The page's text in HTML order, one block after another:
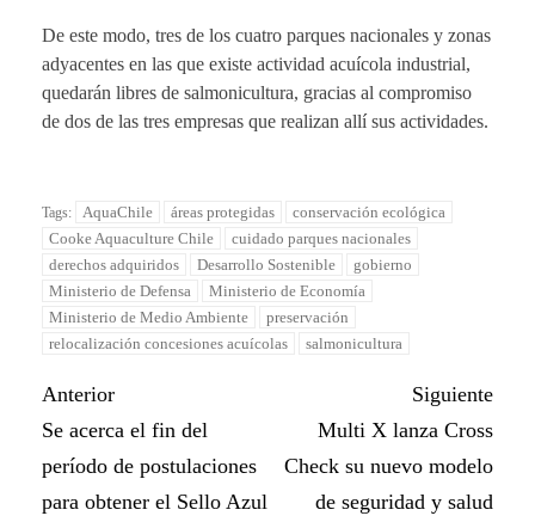
De este modo, tres de los cuatro parques nacionales y zonas
adyacentes en las que existe actividad acuícola industrial,
quedarán libres de salmonicultura, gracias al compromiso
de dos de las tres empresas que realizan allí sus actividades.
Tags: AquaChile áreas protegidas
conservación ecológica
Cooke Aquaculture Chile
cuidado parques nacionales
derechos adquiridos
Desarrollo Sostenible
gobierno
Ministerio de Defensa
Ministerio de Economía
Ministerio de Medio Ambiente
preservación
relocalización concesiones acuícolas
salmonicultura
Anterior
Se acerca el fin del
período de postulaciones
para obtener el Sello Azul
Siguiente
Multi X lanza Cross
Check su nuevo modelo
de seguridad y salud